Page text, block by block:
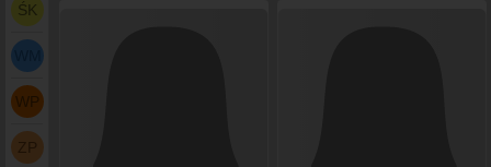
ŚK
WP